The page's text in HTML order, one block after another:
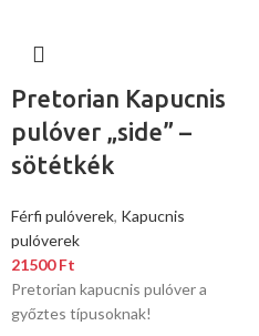
Pretorian Kapucnis
pulóver „side” –
sötétkék
Férfi pulóverek, Kapucnis
pulóverek
21500Ft
Pretorian kapucnis pulóver a
győztes típusoknak!